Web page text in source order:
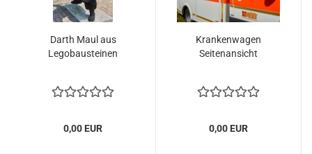
Darth Maul aus
Legobausteinen
0,00 EUR
Krankenwagen
Seitenansicht
0,00 EUR